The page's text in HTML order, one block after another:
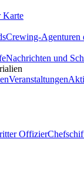
Karte
Crewing-Agenturen
Nachrichten und
Veranstaltungen
Offizier